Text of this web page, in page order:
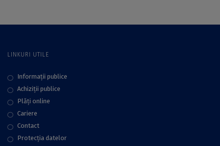
LINKURI UTILE
Informații publice
Achiziții publice
Plăţi online
Cariere
Contact
Protecţia datelor